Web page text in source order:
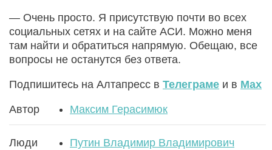
— Очень просто. Я присутствую почти во всех
социальных сетях и на сайте АСИ. Можно меня
там найти и обратиться напрямую. Обещаю, все
вопросы не останутся без ответа.
Подпишитесь на Алтапресс в Телеграме и в Max
Автор Максим Герасимюк
Люди Путин Владимир Владимирович